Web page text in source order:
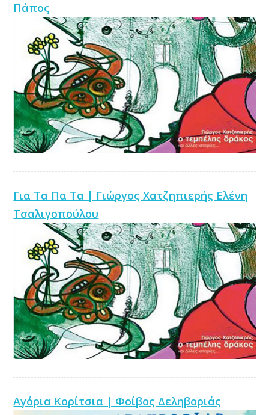
Πάπος
Για Τα Πα Τα | Γιώργος Χατζηπιερής Ελένη
Τσαλιγοπούλου
Αγόρια Κορίτσια | Φοίβος Δεληβοριάς